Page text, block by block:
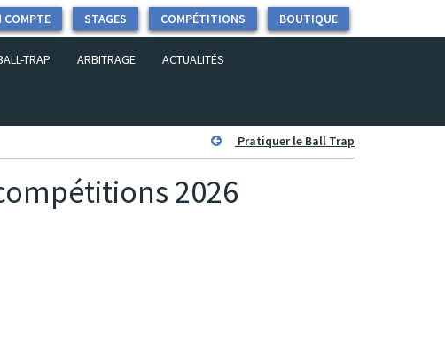
BOUTIQUE
COMPÉTITIONS
STAGES
COMPTE
TRAP ARBITRAGE ACTUALITÉS
Pratiquer le Ball Trap
2026